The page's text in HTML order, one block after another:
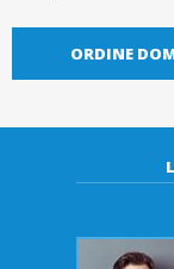
ORDINE